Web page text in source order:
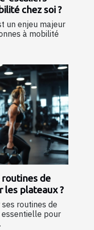
chez soi ?
un enjeu majeur
à mobilité
de
les plateaux ?
routines de
pour